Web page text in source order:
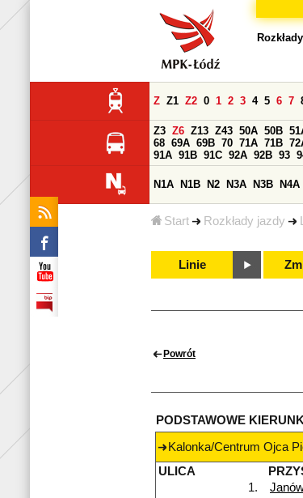
Start Rozkłady jazdy
Z Z1 Z2 0 1 2 3 4 5 6 7
Z3 Z6 Z13 Z43 50A 50B
68 69A 69B 70 71A 71B
91A 91B 91C 92A 92B 93
N1A N1B N2 N3A N3B N4A
Linie
Powrót
PODSTAWOWE KIERUNKI
Kalonka/Centrum Ojca
ULICA
1.